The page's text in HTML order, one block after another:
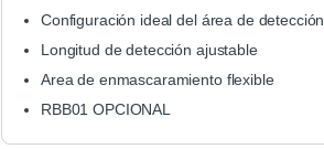
Configuración ideal del área de detección
Longitud de detección ajustable
Area de enmascaramiento flexible
RBB01 OPCIONAL